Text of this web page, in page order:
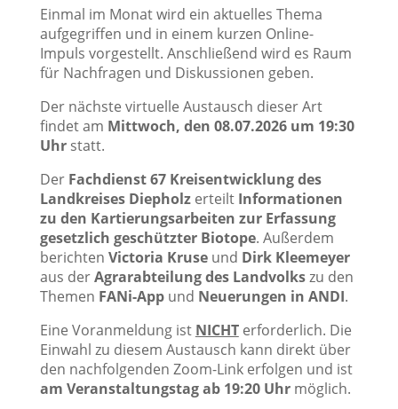
Einmal im Monat wird ein aktuelles Thema
aufgegriffen und in einem kurzen Online-
Impuls vorgestellt. Anschließend wird es Raum
für Nachfragen und Diskussionen geben.
Der nächste virtuelle Austausch dieser Art
findet am Mittwoch, den 08.07.2026 um 19:30
Uhrstatt.
Der Fachdienst 67 Kreisentwicklung des
Landkreises Diepholzerteilt Informationen
zu den Kartierungsarbeiten zur Erfassung
gesetzlich geschützter Biotope. Außerdem
berichten Victoria Kruseund Dirk Kleemeyer
aus derAgrarabteilung des Landvolkszu den
Themen FANi-Appund Neuerungen in ANDI.
Eine Voranmeldung ist NICHTerforderlich. Die
Einwahl zu diesem Austausch kann direkt über
den nachfolgenden Zoom-Link erfolgen und ist
am Veranstaltungstag ab 19:20 Uhrmöglich.